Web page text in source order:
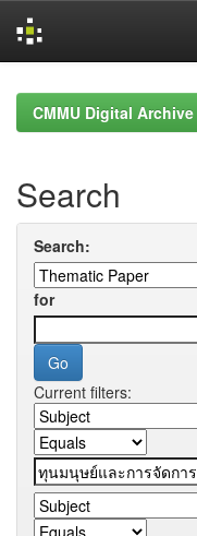
navigationCMMU Digital Archive
Search
Search:
for
Current filters: